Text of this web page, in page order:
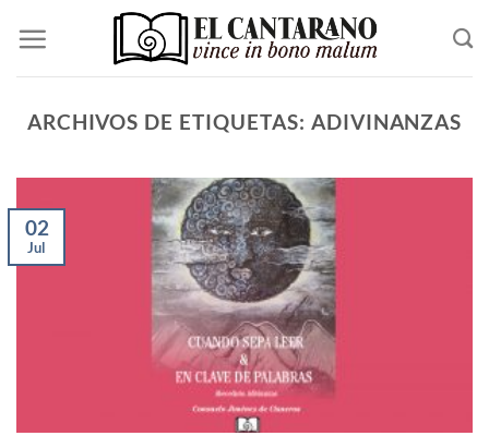
contenido
ARCHIVOS DE ETIQUETAS: ADIVINANZAS
02
Jul